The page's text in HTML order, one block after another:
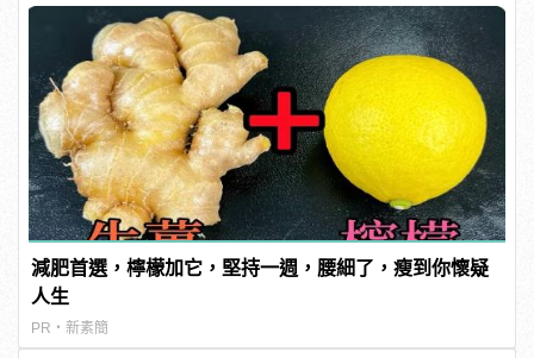
減肥首選，檸檬加它，堅持一週，腰細了，瘦到你懷疑
人生
PR・新素簡